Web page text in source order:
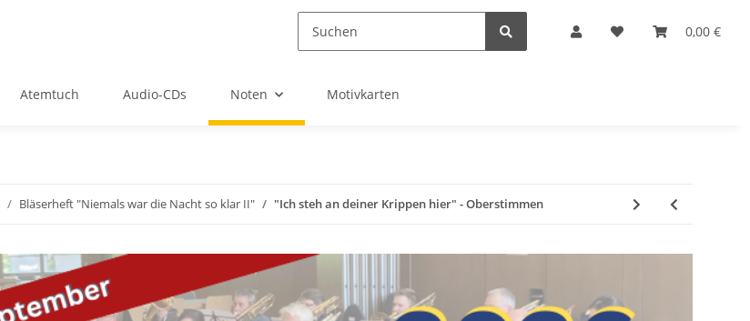
0,00 €
Atemtuch Audio-CDs Noten Motivkarten
Bläserheft "Niemals war die Nacht so klar II" "Ich steh an deiner Krippen hier" - Oberstimmen